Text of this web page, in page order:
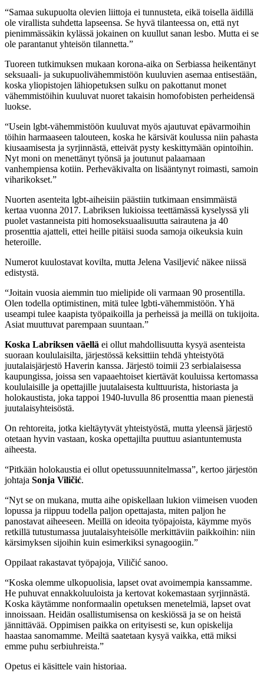
“Samaa sukupuolta olevien liittoja ei tunnusteta, eikä toisella äidillä
ole virallista suhdetta lapseensa. Se hyvä tilanteessa on, että nyt
pienimmässäkin kylässä jokainen on kuullut sanan lesbo. Mutta ei se
ole parantanut yhteisön tilannetta.”
Tuoreen tutkimuksen mukaan korona-aika on Serbiassa heikentänyt
seksuaali- ja sukupuolivähemmistöön kuuluvien asemaa entisestään,
koska yliopistojen lähiopetuksen sulku on pakottanut monet
vähemmistöihin kuuluvat nuoret takaisin homofobisten perheidensä
luokse.
“Usein lgbt-vähemmistöön kuuluvat myös ajautuvat epävarmoihin
töihin harmaaseen talouteen, koska he kärsivät koulussa niin pahasta
kiusaamisesta ja syrjinnästä, etteivät pysty keskittymään opintoihin.
Nyt moni on menettänyt työnsä ja joutunut palaamaan
vanhempiensa kotiin. Perheväkivalta on lisääntynyt roimasti, samoin
viharikokset.”
Nuorten asenteita lgbt-aiheisiin päästiin tutkimaan ensimmäistä
kertaa vuonna 2017. Labriksen lukioissa teettämässä kyselyssä yli
puolet vastanneista piti homoseksuaalisuutta sairautena ja 40
prosenttia ajatteli, ettei heille pitäisi suoda samoja oikeuksia kuin
heteroille.
Numerot kuulostavat kovilta, mutta Jelena Vasiljević näkee niissä
edistystä.
“Joitain vuosia aiemmin tuo mielipide oli varmaan 90 prosentilla.
Olen todella optimistinen, mitä tulee lgbti-vähemmistöön. Yhä
useampi tulee kaapista työpaikoilla ja perheissä ja meillä on tukijoita.
Asiat muuttuvat parempaan suuntaan.”
Koska Labriksen väellä ei ollut mahdollisuutta kysyä asenteista
suoraan koululaisilta, järjestössä keksittiin tehdä yhteistyötä
juutalaisjärjestö Haverin kanssa. Järjestö toimii 23 serbialaisessa
kaupungissa, joissa sen vapaaehtoiset kiertävät kouluissa kertomassa
koululaisille ja opettajille juutalaisesta kulttuurista, historiasta ja
holokaustista, joka tappoi 1940-luvulla 86 prosenttia maan pienestä
juutalaisyhteisöstä.
On rehtoreita, jotka kieltäytyvät yhteistyöstä, mutta yleensä järjestö
otetaan hyvin vastaan, koska opettajilta puuttuu asiantuntemusta
aiheesta.
“Pitkään holokaustia ei ollut opetussuunnitelmassa”, kertoo järjestön
johtaja Sonja Viličić.
“Nyt se on mukana, mutta aihe opiskellaan lukion viimeisen vuoden
lopussa ja riippuu todella paljon opettajasta, miten paljon he
panostavat aiheeseen. Meillä on ideoita työpajoista, käymme myös
retkillä tutustumassa juutalaisyhteisölle merkittäviin paikkoihin: niin
kärsimyksen sijoihin kuin esimerkiksi synagoogiin.”
Oppilaat rakastavat työpajoja, Viličić sanoo.
“Koska olemme ulkopuolisia, lapset ovat avoimempia kanssamme.
He puhuvat ennakkoluuloista ja kertovat kokemastaan syrjinnästä.
Koska käytämme nonformaalin opetuksen menetelmiä, lapset ovat
innoissaan. Heidän osallistumisensa on keskiössä ja se on heistä
jännittävää. Oppimisen paikka on erityisesti se, kun opiskelija
haastaa sanomamme. Meiltä saatetaan kysyä vaikka, että miksi
emme puhu serbiuhreista.”
Opetus ei käsittele vain historiaa.